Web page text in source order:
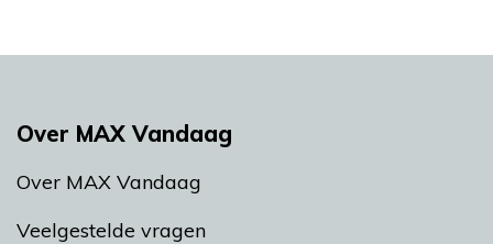
Over MAX Vandaag
Over MAX Vandaag
Veelgestelde vragen